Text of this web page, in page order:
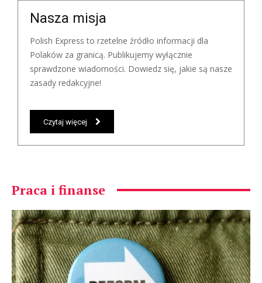
Nasza misja
Polish Express to rzetelne źródło informacji dla
Polaków za granicą. Publikujemy wyłącznie
sprawdzone wiadomości. Dowiedz się, jakie są nasze
zasady redakcyjne!
Czytaj więcej
Praca i finanse